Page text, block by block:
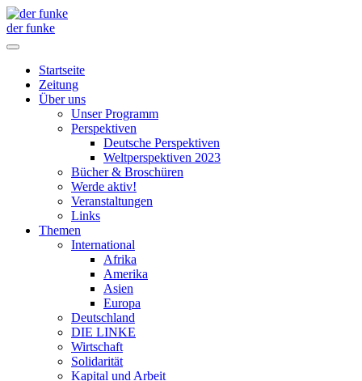
der funke
Startseite
Zeitung
Über uns
Unser Programm
Perspektiven
Deutsche Perspektiven
Weltperspektiven 2023
Bücher & Broschüren
Werde aktiv!
Veranstaltungen
Links
Themen
International
Afrika
Amerika
Asien
Europa
Deutschland
DIE LINKE
Wirtschaft
Solidarität
Kapital und Arbeit